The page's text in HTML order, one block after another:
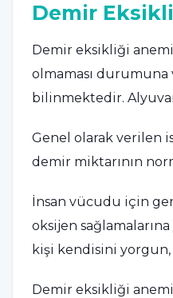
Demir
Demir eksikliği
olmaması
bilinmektedir.
Genel olarak verilen
demir miktarının
İnsan vücudu için
oksijen
kişi kendisini yorgun,
Demir eksikliği